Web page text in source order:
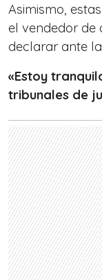
Asimismo,
el vendedor de
declarar ante
«Estoy
tribunales de